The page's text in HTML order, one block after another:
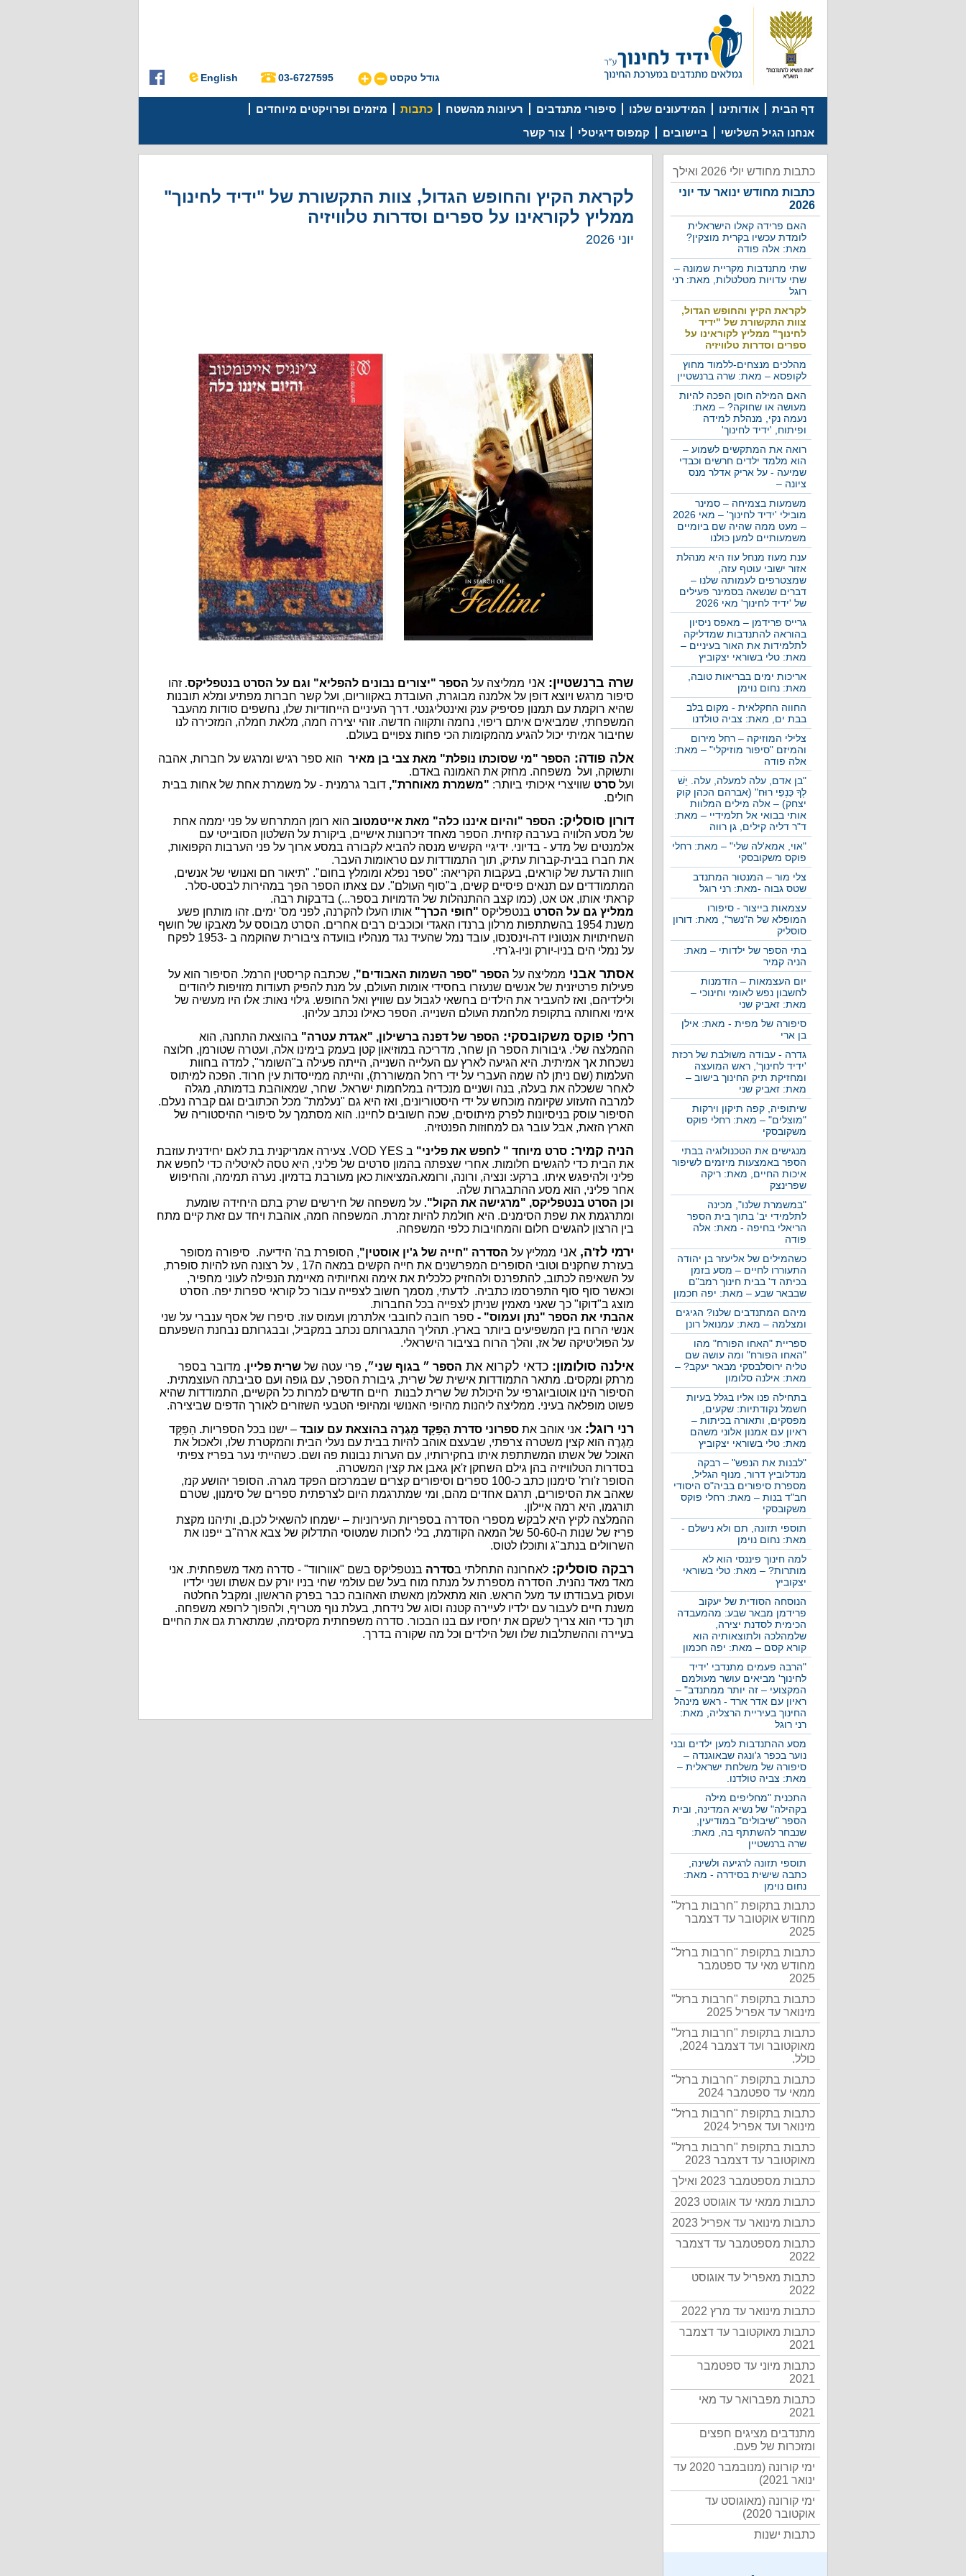
English 03-6727595 גודל טקסט
דף הבית אודותינו המידעונים שלנו סיפורי מתנדבים רעיונות מהשטח כתבות
מיזמים ופרויקטים מיוחדים
אנחנו הגיל השלישי
ביישובים קמפוס דיגיטלי צור קשר
כתבות מחודש יולי 2026 ואילך
כתבות מחודש ינואר עד יוני
2026
האם פרידה קאלו הישראלית
לומדת עכשיו בקרית מוצקין?
מאת: אלה פודה
שתי מתנדבות מקריית שמונה –
שתי עדויות מטלטלות, מאת: רני
רוגל
לקראת הקיץ והחופש הגדול,
צוות התקשורת של "ידיד
לחינוך" ממליץ לקוראינו על
ספרים וסדרות טלוויזיה
מהלכים מנצחים-ללמוד מחוץ
לקופסא – מאת: שרה ברנשטיין
האם המילה חוסן הפכה להיות
מעושה או שחוקה? – מאת:
נעמה נקי, מנהלת למידה
ופיתוח, 'ידיד לחינוך'
רואה את המתקשים לשמוע –
הוא מלמד ילדים חרשים וכבדי
שמיעה - על אריק אדלר מנס
ציונה –
משמעות בצמיחה – סמינר
מובילי 'ידיד לחינוך' – מאי 2026
– מעט ממה שהיה שם ביומיים
משמעותיים למען כולנו
ענת מעוז מנחל עוז היא מנהלת
אזור ישובי עוטף עזה,
שמצטרפים לעמותה שלנו –
דברים שנשאה בסמינר פעילים
של 'ידיד לחינוך' מאי 2026
גרייס פרידמן – מאפס ניסיון
בהוראה להתנדבות שמדליקה
לתלמידות את האור בעיניים –
מאת: טלי בשוראי יצקוביץ
אריכות ימים בבריאות טובה,
מאת: נחום נוימן
החווה החקלאית - מקום בלב
בבת ים, מאת: צביה טולדנו
צלילי המוזיקה – רחל מירום
והמיזם "סיפור מוזיקלי" – מאת:
אלה פודה
"בן אדם, עלה למעלה, עלה. יֵשׁ
לְךָ כַּנְפֵי רוּח" (אברהם הכהן קוק
יצחק) – אלה מילים המלוות
אותי בבואי אל תלמידיי – מאת:
ד"ר דליה קילים, גן רווה
"אוי, אמא'לה שלי" – מאת: רחלי
פוקס משקובסקי
צלי מור – המנטור המתנדב
שטס גבוה -מאת: רני רוגל
עצמאות בייצור - סיפורו
המופלא של ה"נשר", מאת: דורון
סוסליק
בתי הספר של ילדותי – מאת:
הניה קמיר
יום העצמאות – הזדמנות
לחשבון נפש לאומי וחינוכי –
מאת: זאביק שני
סיפורה של מפית - מאת: אילן
בן ארי
גדרה - עבודה משולבת של רכזת
'ידיד לחינוך', ראש המועצה
ומחזיקת תיק החינוך בישוב –
מאת: זאביק שני
שיתופיה, קפה תיקון וירקות
"מוצלים" – מאת: רחלי פוקס
משקובסקי
מנגישים את הטכנולוגיה בבתי
הספר באמצעות מיזמים לשיפור
איכות החיים, מאת: ריקה
שפרינצק
"במשמרת שלנו", מכינה
לתלמידי יב' בתוך בית הספר
הריאלי בחיפה - מאת: אלה
פודה
כשהמילים של אליעזר בן יהודה
התעוררו לחיים – מסע בזמן
בכיתה ד' בבית חינוך רמב"ם
שבבאר שבע – מאת: יפה חכמון
מיהם המתנדבים שלנו? הגיגים
ומצלמה – מאת: עמנואל רונן
ספריית "האחו הפורח" מהו
"האחו הפורח" ומה עושה שם
טליה ירוסלבסקי מבאר יעקב? –
מאת: אילנה סלומון
בתחילה פנו אליו בגלל בעיות
חשמל נקודתיות: שקעים,
מפסקים, ותאורה בכיתות –
ראיון עם אמנון אלוני משהם
מאת: טלי בשוראי יצקוביץ
"לבנות את הנפש" – רבקה
מנדלוביץ דרור, מנוף הגליל,
מספרת סיפורים בביה"ס היסודי
חב"ד בנות – מאת: רחלי פוקס
משקובסקי
תוספי תזונה, תם ולא נישלם -
מאת: נחום נוימן
למה חינוך פיננסי הוא לא
מותרות? – מאת: טלי בשוראי
יצקוביץ
הנוסחה הסודית של יעקוב
פרידמן מבאר שבע: מהמעבדה
הכימית לסדנת יצירה,
שלמהלכה ולתוצאותיה הוא
קורא קסם – מאת: יפה חכמון
"הרבה פעמים מתנדבי 'ידיד
לחינוך' מביאים עושר מעולמם
המקצועי – זה יותר ממתנדב" –
ראיון עם אדר ארד - ראש מינהל
החינוך בעיריית הרצליה, מאת:
רני רוגל
מסע ההתנדבות למען ילדים ובני
נוער בכפר ג'ונגה שבאוגנדה –
סיפורה של משלחת ישראלית –
מאת: צביה טולדנו.
התכנית "מחליפים מילה
בקהילה" של נשיא המדינה, ובית
הספר "שיבולים" במודיעין,
שנבחר להשתתף בה, מאת:
שרה ברנשטיין
תוספי תזונה לרגיעה ולשינה,
כתבה שישית בסידרה - מאת:
נחום נוימן
כתבות בתקופת "חרבות ברזל"
מחודש אוקטובר עד דצמבר
2025
כתבות בתקופת "חרבות ברזל"
מחודש מאי עד ספטמבר
2025
כתבות בתקופת "חרבות ברזל"
מינואר עד אפריל 2025
כתבות בתקופת "חרבות ברזל"
מאוקטובר ועד דצמבר 2024,
כולל.
כתבות בתקופת "חרבות ברזל"
ממאי עד ספטמבר 2024
כתבות בתקופת "חרבות ברזל"
מינואר ועד אפריל 2024
כתבות בתקופת "חרבות ברזל"
מאוקטובר עד דצמבר 2023
כתבות מספטמבר 2023 ואילך
כתבות ממאי עד אוגוסט 2023
כתבות מינואר עד אפריל 2023
כתבות מספטמבר עד דצמבר
2022
כתבות מאפריל עד אוגוסט
2022
כתבות מינואר עד מרץ 2022
כתבות מאוקטובר עד דצמבר
2021
כתבות מיוני עד ספטמבר
2021
כתבות מפברואר עד מאי
2021
מתנדבים מציגים חפצים
ומזכרות של פעם.
ימי קורונה (מנובמבר 2020 עד
ינואר 2021)
ימי קורונה (מאוגוסט עד
אוקטובר 2020)
כתבות ישנות
לקראת הקיץ והחופש הגדול, צוות התקשורת של "ידיד לחינוך"
ממליץ לקוראינו על ספרים וסדרות טלוויזיה
יוני 2026
שרה ברנשטיין: אני ממליצה על הספר "יצורים נבונים להפליא" וגם על הסרט בנטפליקס. זהו
סיפור מרגש ויוצא דופן על אלמנה מבוגרת, העובדת באקווריום, ועל קשר חברות מפתיע ומלא תובנות
שהיא רוקמת עם תמנון פסיפיק ענק ואינטליגנטי. דרך העיניים הייחודיות שלו, נחשפים סודות מהעבר
המשפחתי, שמביאים איתם ריפוי, נחמה ותקווה חדשה. זוהי יצירה חמה, מלאת חמלה, המזכירה לנו
שחיבור אמיתי יכול להגיע מהמקומות הכי פחות צפויים בעולם.
אלה פודה: הספר "מי שסוכתו נופלת" מאת צבי בן מאיר הוא ספר רגיש ומרגש על חברות, אהבה
ותשוקה, ועל משפחה. מחזק את האמונה באדם.
ועל סרט שוויצרי איכותי ביותר: "משמרת מאוחרת", דובר גרמנית - על משמרת אחת של אחות בבית
חולים.
דורון סוסליק: הספר "והיום איננו כלה" מאת אייטמטוב הוא רומן המתרחש על פני יממה אחת
של מסע הלוויה בערבה קזחית. הספר מאחד זיכרונות אישיים, ביקורת על השלטון הסובייטי עם
אלמנטים של מדע - בדיוני. ידיגיי הקשיש מנסה להביא לקבורה במסע ארוך על פני הערבות הקפואות,
את חברו בבית-קברות עתיק, תוך התמודדות עם טראומות העבר.
חוות הדעת של קוראים, בעקבות הקריאה: "ספר נפלא ומומלץ בחום". "תיאור חם ואנושי של אנשים,
המתמודדים עם תנאים פיסיים קשים, ב"סוף העולם". עם צאתו הספר הפך במהירות לבסט-סלר.
קראתי אותו, אט אט, (כמו קצב ההתנהלות של הדמויות בספר...) בדבקות רבה.
ממליץ גם על הסרט בנטפליקס "חופי הכרך" אותו העלו להקרנה, לפני מס' ימים. זהו מותחן פשע
משנת 1954 בהשתתפות מרלון ברנדו האגדי וכוכבים רבים אחרים. הסרט מבוסס על מאבקו של חושף
השחיתויות אנטוניו דה-וינסנסו, עובד נמל שהעיד נגד מנהליו בוועדה ציבורית שהוקמה ב -1953 לפקח
על נמלי הים בניו-יורק וניו-ג'רזי.
אסתר אבני ממליצה על הספר "ספר השמות האבודים", שכתבה קריסטין הרמל. הסיפור הוא על
פעילות פרטיזנית של אנשים שנעזרו בחסידי אומות העולם, על מנת להפיק תעודות מזויפות ליהודים
ולילדיהם, ואז להעביר את הילדים בחשאי לגבול עם שוויץ ואל החופש. גילוי נאות: אלו היו מעשיה של
אימי ואחותה בתקופת מלחמת העולם השנייה. הספר כאילו נכתב עליהן.
רחלי פוקס משקובסקי: הספר של דפנה ברשילון, "אגדת עטרה" בהוצאת התחנה, הוא
ההמלצה שלי. גיבורות הספר הן שחר, מדריכה במוזיאון קטן בעמק בימינו אלה, ועטרה שטורמן, חלוצה
נשכחת אך אמיתית. היא הגיעה לארץ עם העלייה השנייה, הייתה פעילה ב"השומר", למדה בחוות
העלמות (שם ניתן לה שמה העברי על ידי רחל המשוררת), והייתה ממייסדות עין חרוד. הפכה למיתוס
לאחר ששכלה את בעלה, בנה ושניים מנכדיה במלחמות ישראל. שחר, שמאוהבת בדמותה, מגלה
למרבה הזעזוע שקיומה מוכחש על ידי היסטוריונים, ואז היא גם "נעלמת" מכל הכתובים וגם קברה נעלם.
הסיפור עוסק בניסיונות לפרק מיתוסים, שכה חשובים לחיינו. הוא מסתמך על סיפורי ההיסטוריה של
הארץ הזאת, אבל עובר גם למחוזות הפנטזיה.
הניה קמיר: סרט מיוחד " לחפש את פליני" ב YES
VOD. צעירה אמריקנית בת לאם יחידנית עוזבת
את הבית כדי להגשים חלומות. אחרי שצפתה בהמון סרטים של פליני, היא טסה לאיטליה כדי לחפש את
פליני ולהיפגש איתו. ברקע: ונציה, ורונה, ורומא.המציאות כאן מעורבת בדמיון. נערה תמימה, והחיפוש
אחר פליני, הוא מסע ההתבגרות שלה.
וכן הסרט בנטפליקס, "מרגישה את הקול". על משפחה של חירשים שרק בתם היחידה שומעת
ומתרגמת את שפת הסימנים. היא חולמת להיות זמרת. המשפחה חמה, אוהבת ויחד עם זאת קיים מתח
בין הרצון להגשים חלום והמחויבות כלפי המשפחה.
ירמי לז'ה, אני ממליץ על הסדרה "חייה של ג'ין אוסטין", הסופרת בה' הידיעה. סיפורה מסופר
בעזרת שחקנים וטובי הסופרים המפרשנים את חייה הקשים במאה ה17 , על רצונה העז להיות סופרת,
על השאיפה לכתוב, להתפרנס ולהחזיק כלכלית את אימה ואחיותיה מאיימת הנפילה לעוני מחפיר,
וכאשר סוף סוף התפרסמו כתביה. לדעתי, מסמך חשוב לצפייה עבור כל קוראי ספרות יפה. הסרט
מוצג ב"דוקו" כך שאני מאמין שניתן לצפייה בכל החברות.
אהבתי את הספר "נתן ועמוס" - ספר חובה לחובבי אלתרמן ועמוס עוז. סיפרו של אסף ענברי על שני
אנשי הרוח בין המשפיעים ביותר בארץ. תהליך התבגרותם נכתב במקביל, ובבגרותם נבחנת השפעתם
על הפוליטיקה של אז, והלך הרוח בציבור הישראלי.
אילנה סולומון: כדאי לקרוא את הספר ״ בגוף שני״, פרי עטה של שרית פליין. מדובר בספר
מרתק ומקסים. מתאר התמודדות אישית של שרית, גיבורת הספר, עם גופה ועם סביבתה העוצמתית.
הסיפור הינו אוטוביוגרפי על היכולת של שרית לבנות חיים חדשים למרות כל הקשיים, התמודדות שהיא
פשוט מופלאה בעיני. ממליצה ליהנות מהיופי האנושי ומהיופי הטבעי השזורים לאורך הדפים שביצירה.
רני רוגל: אני אוהב את ספרוני סדרת הַפַּקָּד מֵגְרֶה בהוצאת עם עובד – ישנו בכל הספריות. הַפַּקָּד
מֵגְרֶה הוא קצין משטרה צרפתי, שבעצם אוהב להיות בבית עם נעלי הבית והמקטרת שלו, ולאכול את
האוכל של אשתו המשתתפת איתו בחקירותיו, עם הערות נבונות פה ושם. כשהייתי נער בפריז צפיתי
בסדרות הטלוויזיה בהן גילם השחקן ז'אן גאבן את קצין המשטרה.
הסופר ז'ורז' סימנון כתב כ-100 ספרים וסיפורים קצרים שבמרכזם הפקד מגרה. הסופר יהושע קנז,
שאהב את הסיפורים, תרגם אחדים מהם, ומי שמתרגמת היום לצרפתית ספרים של סימנון, שטרם
תורגמו, היא רמה איילון.
ההמלצה לקיץ היא לבקש מספרי הסדרה בספריות העירוניות – ישמחו להשאיל לכן.ם, ותיהנו מקצת
פריז של שנות ה-50-60 של המאה הקודמת, בלי לחכות שמטוסי התדלוק של צבא ארה"ב ייפנו את
השרוולים בנתב"ג ותוכלו לטוס.
רבקה סוסליק: לאחרונה התחלתי בסדרה בנטפליקס בשם "אוורווד" - סדרה מאד משפחתית. אני
מאד מאד נהנית. הסדרה מספרת על מנתח מוח בעל שם עולמי שחי בניו יורק עם אשתו ושני ילדיו
ועסוק בעבודתו עד מעל הראש. הוא מתאלמן מאשתו האהובה כבר בפרק הראשון, ומקבל החלטה
משנת חיים לעבור עם ילדיו לעיירה קטנה וסוג של נידחת, בעלת נוף מטריף, ולהפוך לרופא משפחה.
תוך כדי הוא צריך לשקם את יחסיו עם בנו הבכור. סדרה משפחתית מקסימה, שמתארת גם את החיים
בעיירה וההשתלבות שלו ושל הילדים וכל מה שקורה בדרך.